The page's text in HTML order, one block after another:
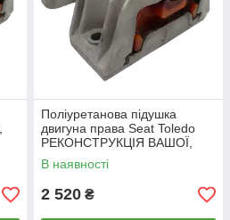
Поліуретанова підушка
двигуна права Seat Toledo
РЕКОНСТРУКЦІЯ ВАШОЇ,
PP-0359pbb
В наявності
2 520 ₴